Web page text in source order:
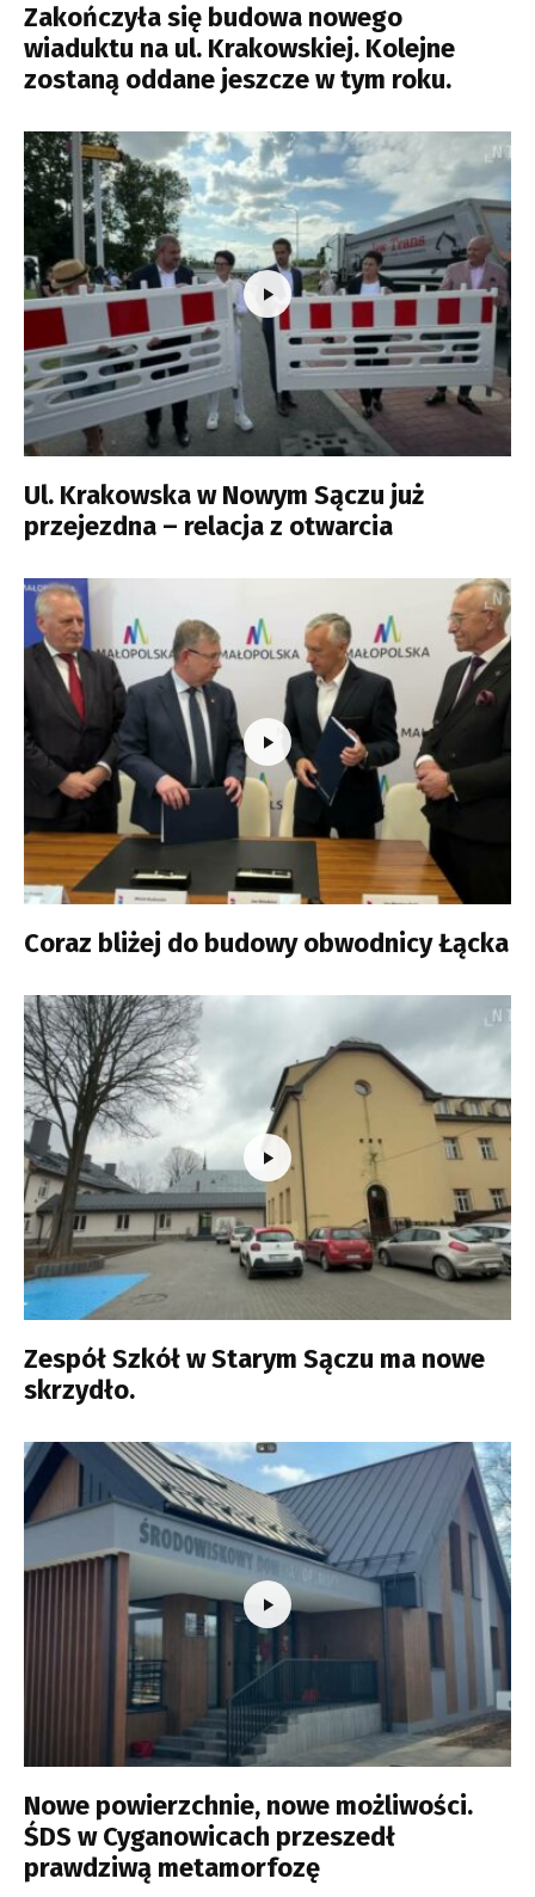
Zakończyła się budowa nowego
wiaduktu na ul. Krakowskiej. Kolejne
zostaną oddane jeszcze w tym roku.
Ul. Krakowska w Nowym Sączu już
przejezdna – relacja z otwarcia
Coraz bliżej do budowy obwodnicy Łącka
Zespół Szkół w Starym Sączu ma nowe
skrzydło.
Nowe powierzchnie, nowe możliwości.
ŚDS w Cyganowicach przeszedł
prawdziwą metamorfozę